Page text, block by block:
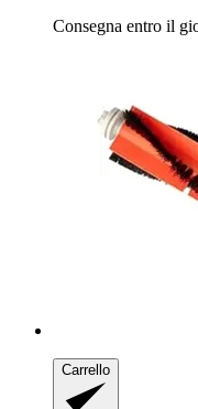
Consegna entro il
Carrello